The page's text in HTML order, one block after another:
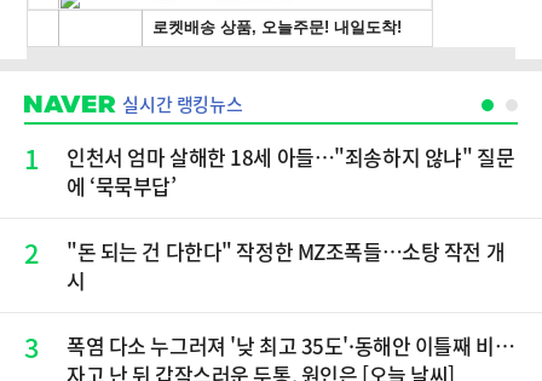
실시간 랭킹뉴스
1
인천서 엄마 살해한 18세 아들…"죄송하지 않냐" 질문
에 ‘묵묵부답’
2
"돈 되는 건 다한다" 작정한 MZ조폭들…소탕 작전 개
시
3
폭염 다소 누그러져 '낮 최고 35도'·동해안 이틀째 비…
자고 난 뒤 갑작스러운 두통, 원인은 [오늘 날씨]